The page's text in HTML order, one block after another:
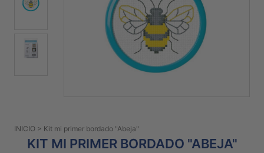
Preguntas
frecuentes
INICIO > Kit mi primer bordado "Abeja"
KIT MI PRIMER BORDADO "ABEJA"